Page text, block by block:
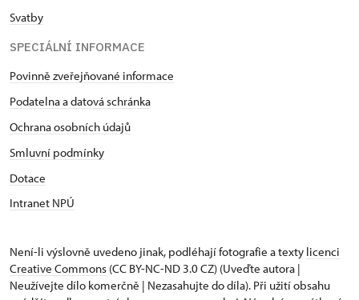
Svatby
SPECIÁLNÍ INFORMACE
Povinně zveřejňované informace
Podatelna a datová schránka
Ochrana osobních údajů
Smluvní podmínky
Dotace
Intranet NPÚ
Není-li výslovně uvedeno jinak, podléhají fotografie a texty licenci
Creative Commons (CC BY-NC-ND 3.0 CZ) (Uveďte autora |
Neužívejte dílo komerčně | Nezasahujte do díla). Při užití obsahu